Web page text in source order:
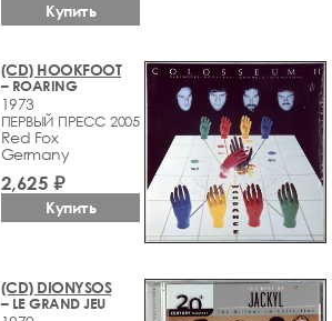
Купить
(CD) HOOKFOOT
– ROARING
1973
ПЕРВЫЙ ПРЕСС 2005
Red Fox
Germany
2,625 ₽
Купить
(CD) DIONYSOS
– LE GRAND JEU